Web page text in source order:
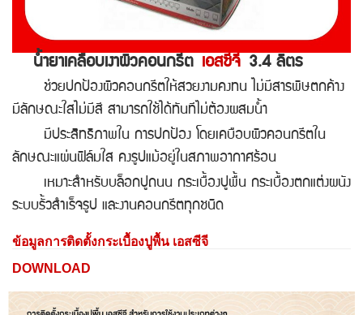
น้ำยาเคลือบเงาผิวคอนกรีต เอสซีจี 3.4 ลิตร
ช่วยปกป้องผิวคอนกรีตให้สวยงามคงทน ไม่มีสารพิษตกค้าง
มีลักษณะใสไม่มีสี สามารถใช้ได้ทันทีไม่ต้องผสมน้ำ
มีประสิทธิภาพใน การปกป้อง โดยเคบือบผิวคอนกรีตใน
ลักษณะแผ่นฟิล์มใส คงรูปแม้อยู่ในสภาพอากาศร้อน
เหมาะสำหรับบล็อกปูถนน กระเบื้องปูพื้น กระเบื้องตกแต่งผนัง
ระบบรั้วสำเร็จรูป และงานคอนกรีตทุกชนิด
ข้อมูลการติดตั้งกระเบื้องปูพื้น เอสซีจี
DOWNLOAD